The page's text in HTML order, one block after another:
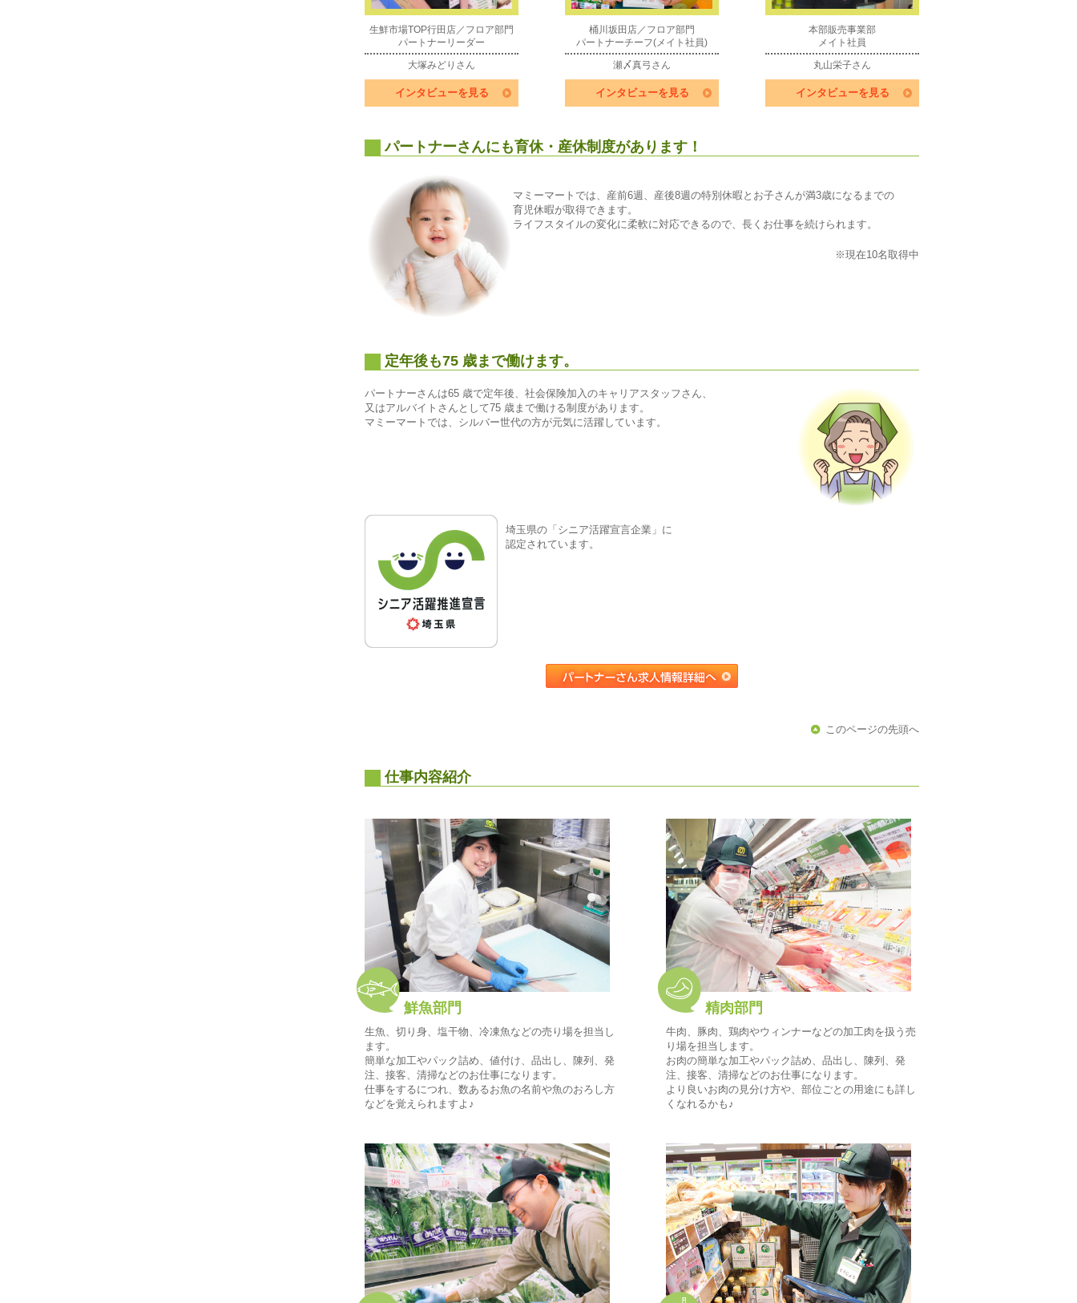
生鮮市場TOP行田店／フロア部門
パートナーリーダー
大塚みどりさん
インタビューを見る
桶川坂田店／フロア部門
パートナーチーフ(メイト社員)
瀬〆真弓さん
インタビューを見る
本部販売事業部
メイト社員
丸山栄子さん
インタビューを見る
パートナーさんにも育休・産休制度があります！
マミーマートでは、産前6週、産後8週の特別休暇とお子さんが満3歳になるまでの
育児休暇が取得できます。
ライフスタイルの変化に柔軟に対応できるので、長くお仕事を続けられます。
※現在10名取得中
定年後も75 歳まで働けます。
パートナーさんは65 歳で定年後、社会保険加入のキャリアスタッフさん、
又はアルバイトさんとして75 歳まで働ける制度があります。
マミーマートでは、シルバー世代の方が元気に活躍しています。
埼玉県の「シニア活躍宣言企業」に
認定されています。
このページの先頭へ
仕事内容紹介
鮮魚部門
生魚、切り身、塩干物、冷凍魚などの売り場を担当し
ます。
簡単な加工やパック詰め、値付け、品出し、陳列、発
注、接客、清掃などのお仕事になります。
仕事をするにつれ、数あるお魚の名前や魚のおろし方
などを覚えられますよ♪
精肉部門
牛肉、豚肉、鶏肉やウィンナーなどの加工肉を扱う売
り場を担当します。
お肉の簡単な加工やパック詰め、品出し、陳列、発
注、接客、清掃などのお仕事になります。
より良いお肉の見分け方や、部位ごとの用途にも詳し
くなれるかも♪